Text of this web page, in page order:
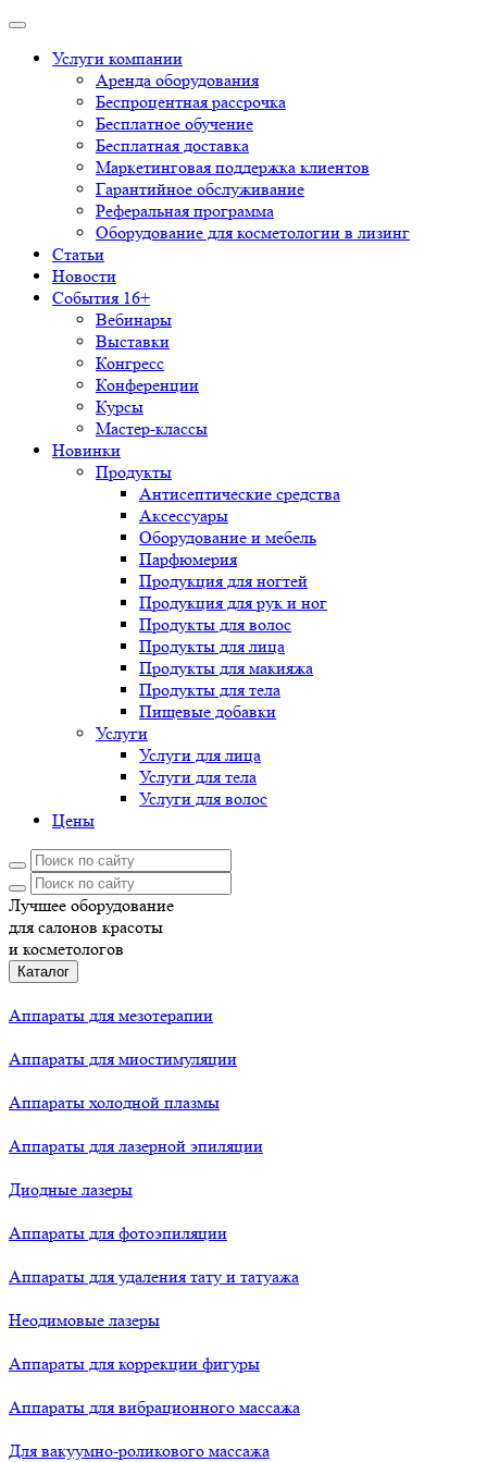
Услуги компании
Аренда оборудования
Беспроцентная рассрочка
Бесплатное обучение
Бесплатная доставка
Маркетинговая поддержка клиентов
Гарантийное обслуживание
Реферальная программа
Оборудование для косметологии в лизинг
Статьи
Новости
События 16+
Вебинары
Выставки
Конгресс
Конференции
Курсы
Мастер-классы
Новинки
Продукты
Антисептические средства
Аксессуары
Оборудование и мебель
Парфюмерия
Продукция для ногтей
Продукция для рук и ног
Продукты для волос
Продукты для лица
Продукты для макияжа
Продукты для тела
Пищевые добавки
Услуги
Услуги для лица
Услуги для тела
Услуги для волос
Цены
Лучшее оборудование
для салонов красоты
и косметологов
Каталог
Аппараты для мезотерапии
Аппараты для миостимуляции
Аппараты холодной плазмы
Аппараты для лазерной эпиляции
Диодные лазеры
Аппараты для фотоэпиляции
Аппараты для удаления тату и татуажа
Неодимовые лазеры
Аппараты для коррекции фигуры
Аппараты для вибрационного массажа
Для вакуумно-роликового массажа